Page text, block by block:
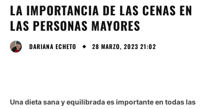
LA IMPORTANCIA DE LAS CENAS EN
LAS PERSONAS MAYORES
DARIANA ECHETO 28 MARZO, 2023 21:02
Una dieta sana y equilibrada es importante en todas las